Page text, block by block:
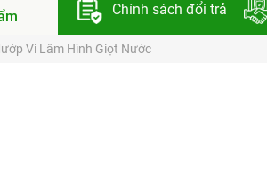
Chính sách đổi trả
Vi Lâm Hình Giọt Nước